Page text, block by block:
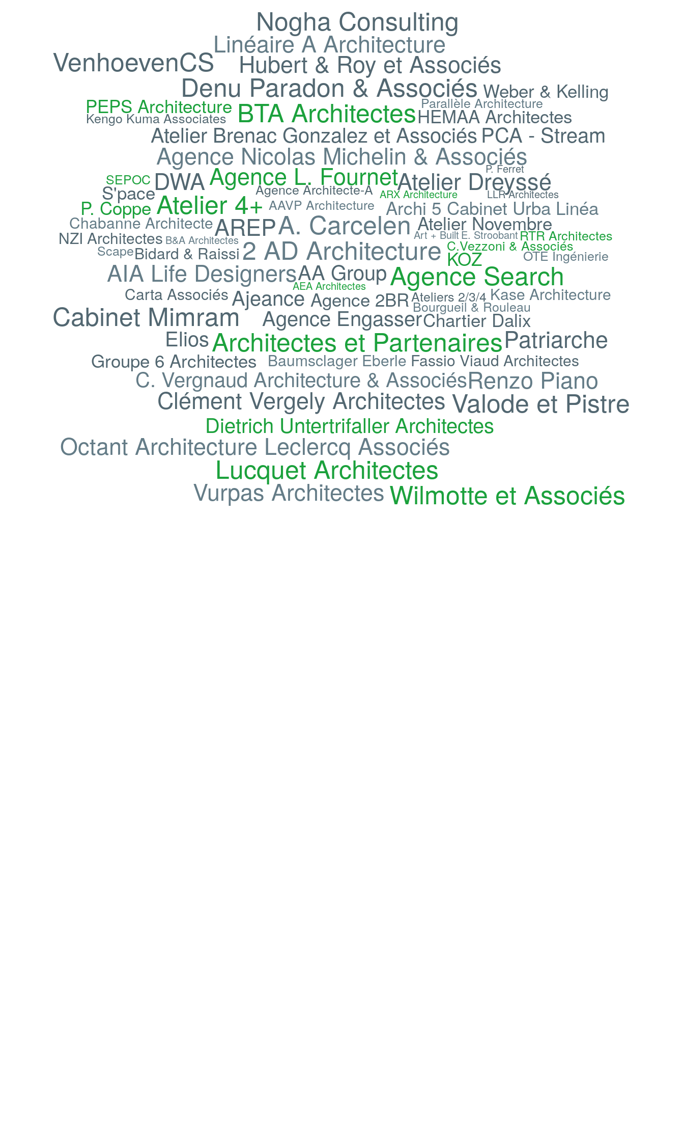
2 AD Architecture
A. Carcelen
AA Group
AAVP Architecture
AEA Architectes
Agence 2BR
Agence Architecte-A
Agence Engasser
Agence L. Fournet
Agence Nicolas Michelin & Associés
Agence Search
AIA Life Designers
Ajeance
Archi 5
Architectes et Partenaires
AREP Art + Built
ARX Architecture
Atelier 4+
Atelier Brenac Gonzalez et Associés
Atelier Dreyssé
Atelier Novembre
Ateliers 2/3/4
B&A Architectes
Baumsclager Eberle
Bidard & Raissi
Bourgueil & Rouleau
BTA Architectes
C. Vergnaud Architecture & Associés
C.Vezzoni & Associés
Cabinet Mimram
Cabinet Urba Linéa
Carta Associés
Chabanne Architecte
Chartier Dalix
Clément Vergely Architectes
Denu Paradon & Associés
Dietrich Untertrifaller Architectes
DWA
E. Stroobant
Elios
Fassio Viaud Architectes
Groupe 6 Architectes
HEMAA Architectes
Hubert & Roy et Associés
Kase Architecture
Kengo Kuma Associates
KOZ
Leclercq Associés
Linéaire A Architecture
LLR Architectes
Lucquet Architectes
Nogha Consulting
NZI Architectes
Octant Architecture
OTE Ingénierie
P. Coppe
P. Ferret
Parallèle Architecture
Patriarche
PCA - Stream
PEPS Architecture
Renzo Piano
RTR Architectes
S'pace
Scape
SEPOC
Valode et Pistre
VenhoevenCS
Vurpas Architectes
Weber & Kelling
Wilmotte et Associés